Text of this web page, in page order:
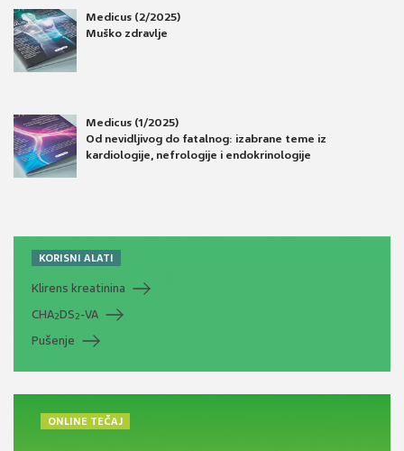
Medicus (2/2025)
Muško zdravlje
Medicus (1/2025)
Od nevidljivog do fatalnog: izabrane teme iz
kardiologije, nefrologije i endokrinologije
KORISNI ALATI
Klirens kreatinina
CHA2DS2-VA
Pušenje
ONLINE TEČAJ